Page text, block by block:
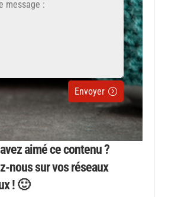
Envoyer
aimé ce contenu ?
nous sur vos réseaux
! 🙂